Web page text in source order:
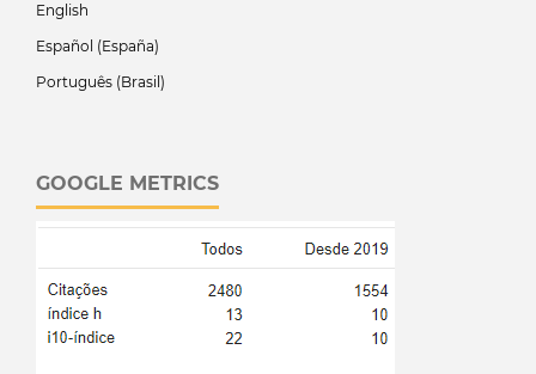
English
Español (España)
Português (Brasil)
GOOGLE METRICS